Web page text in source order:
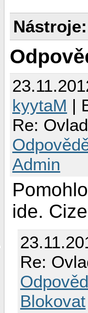
Nástroje:
kyytaM |
Re:
Admin
ide.
Re:
Blokovat